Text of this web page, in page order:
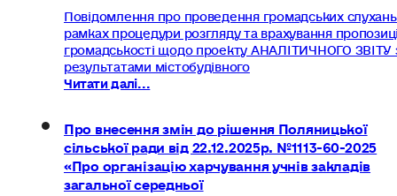
Повідомлення про проведення громадських
рамках процедури розгляду та врахування
громадськості щодо проекту АНАЛІТИЧНОГО ЗВІТУ
результатами містобудівного
Читати далі...
Про внесення змін до рішення Поляницької
сільської ради від 22.12.2025р. №1113-60-2025
«Про організацію харчування учнів закладів
загальної середньої